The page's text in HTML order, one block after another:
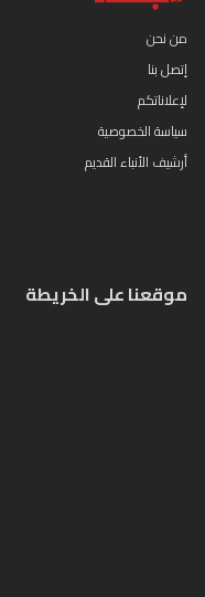
من نحن
إتصل بنا
لإعلاناتكم
سياسة الخصوصية
أرشيف الأنباء القديم
موقعنا على الخريطة